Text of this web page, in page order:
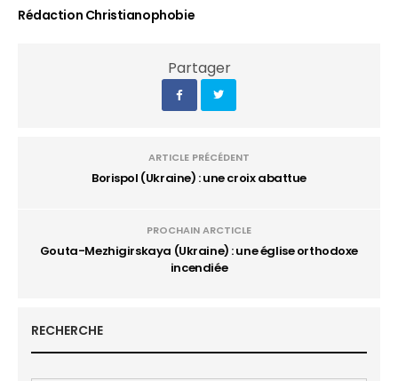
Rédaction Christianophobie
Partager
ARTICLE PRÉCÉDENT
Borispol (Ukraine) : une croix abattue
PROCHAIN ARCTICLE
Gouta-Mezhigirskaya (Ukraine) : une église orthodoxe
incendiée
RECHERCHE